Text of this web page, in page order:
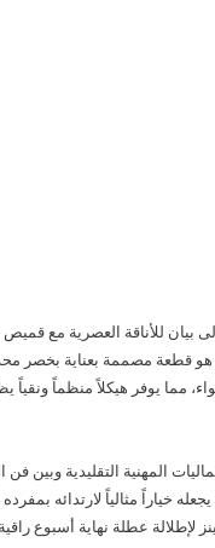
قطعة مصممة بعناية بخصر
مما يوفر هيكلاً منظماً ونقياً
المهنية التقليدية وبين فن
خياراً مثالياً لارتدائه
عطلة نهاية أسبوع